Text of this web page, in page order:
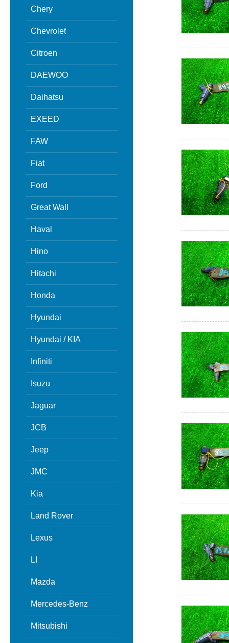
Chery
Chevrolet
Citroen
DAEWOO
Daihatsu
EXEED
FAW
Fiat
Ford
Great Wall
Haval
Hino
Hitachi
Honda
Hyundai
Hyundai / KIA
Infiniti
Isuzu
Jaguar
JCB
Jeep
JMC
Kia
Land Rover
Lexus
LI
Mazda
Mercedes-Benz
Mitsubishi